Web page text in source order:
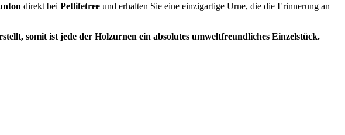
direkt bei Petlifetree und erhalten Sie eine einzigartige Urne, die die Erinnerung an
somit ist jede der Holzurnen ein absolutes umweltfreundliches Einzelstück.